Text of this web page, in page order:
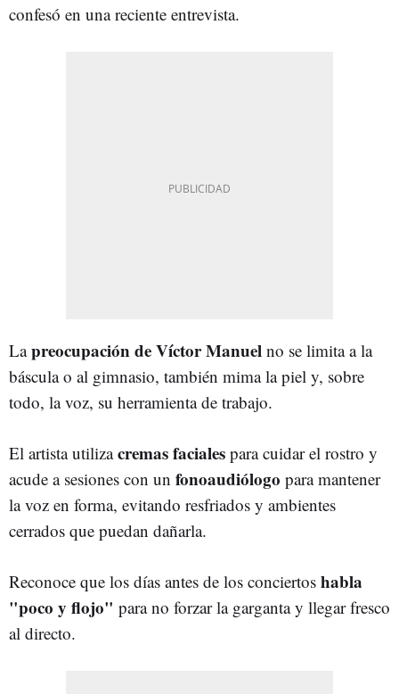
confesó en una reciente entrevista.
Lapreocupación de Víctor Manuel no se limita a la
báscula o al gimnasio, también mima la piel y, sobre
todo, la voz, su herramienta de trabajo.
El artista utilizacremas faciales para cuidar el rostro y
acude a sesiones con un fonoaudiólogo para mantener
la voz en forma, evitando resfriados y ambientes
cerrados que puedan dañarla.
Reconoce que los días antes de los conciertos habla
"poco y flojo" para no forzar la garganta y llegar fresco
al directo.